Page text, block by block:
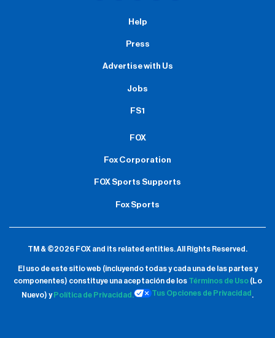
Help
Press
Advertise with Us
Jobs
FS1
FOX
Fox Corporation
FOX Sports Supports
Fox Sports
TM & ©2026 FOX and its related entities.All Rights Reserved.
El uso de este sitio web (incluyendo todas y cada una de las partes y
componentes) constituye una aceptación de los Términos de Uso(Lo
Nuevo) y Política de Privacidad. Tus Opciones de Privacidad .